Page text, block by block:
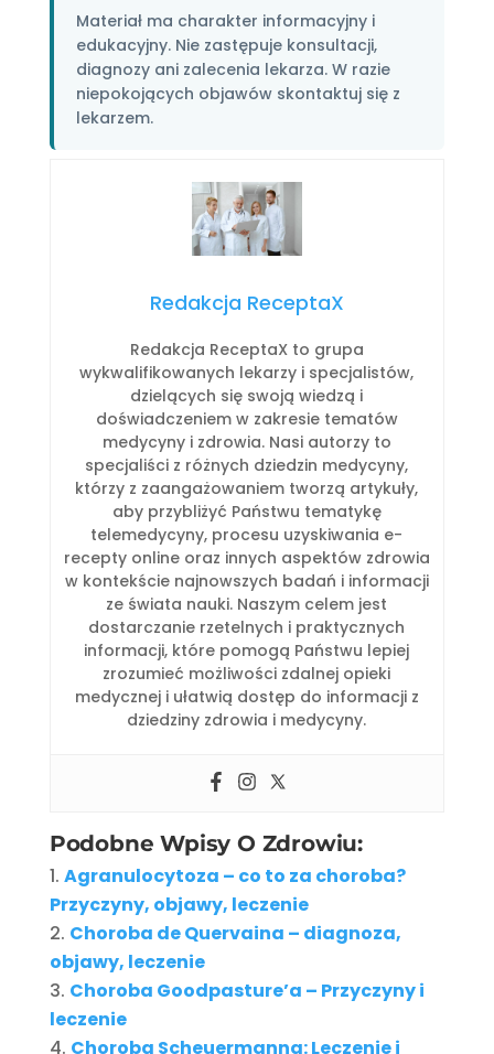
Materiał ma charakter informacyjny i
edukacyjny. Nie zastępuje konsultacji,
diagnozy ani zalecenia lekarza. W razie
niepokojących objawów skontaktuj się z
lekarzem.
Redakcja ReceptaX
Redakcja ReceptaX to grupa
wykwalifikowanych lekarzy i specjalistów,
dzielących się swoją wiedzą i
doświadczeniem w zakresie tematów
medycyny i zdrowia. Nasi autorzy to
specjaliści z różnych dziedzin medycyny,
którzy z zaangażowaniem tworzą artykuły,
aby przybliżyć Państwu tematykę
telemedycyny, procesu uzyskiwania e-
recepty online oraz innych aspektów zdrowia
w kontekście najnowszych badań i informacji
ze świata nauki. Naszym celem jest
dostarczanie rzetelnych i praktycznych
informacji, które pomogą Państwu lepiej
zrozumieć możliwości zdalnej opieki
medycznej i ułatwią dostęp do informacji z
dziedziny zdrowia i medycyny.
Podobne Wpisy O Zdrowiu:
Agranulocytoza – co to za choroba?
Przyczyny, objawy, leczenie
Choroba de Quervaina – diagnoza,
objawy, leczenie
Choroba Goodpasture’a – Przyczyny i
leczenie
Choroba Scheuermanna: Leczenie i